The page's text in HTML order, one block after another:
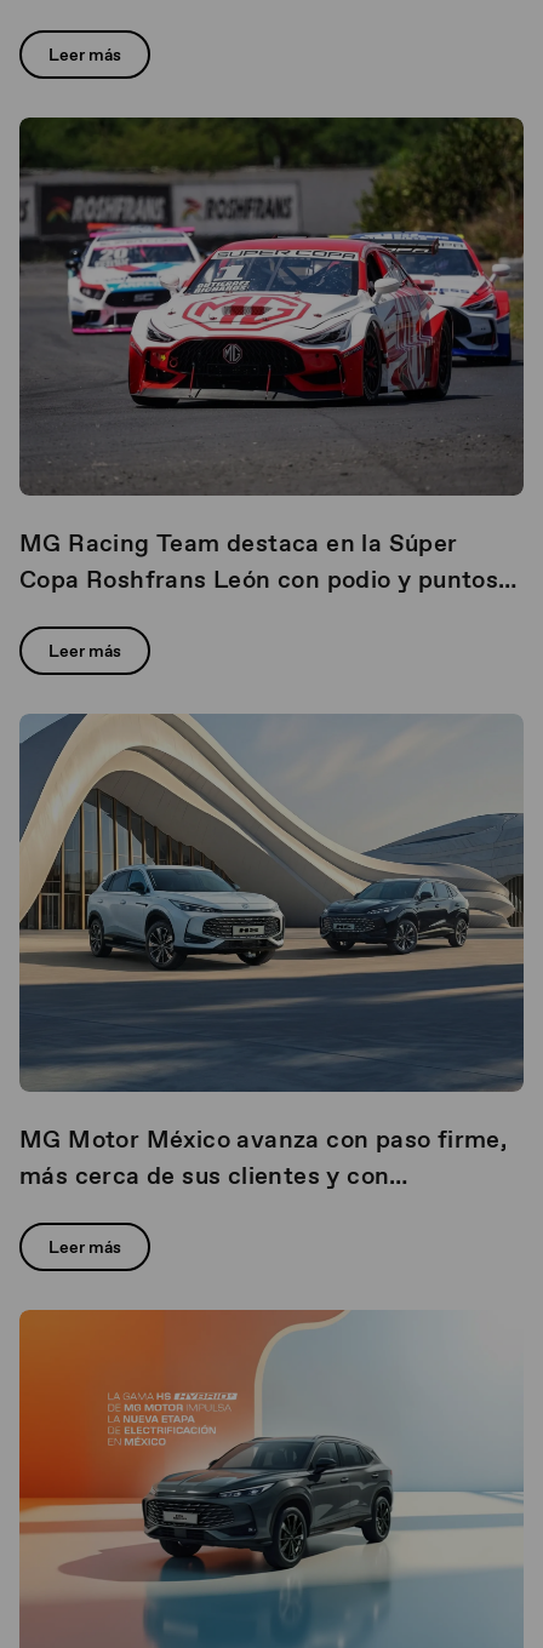
2026Leer más
MG Racing Team destaca en la Súper
Copa Roshfrans León con podio y puntos
Leer más
MG Motor México avanza con paso firme,
más cerca de sus clientes y con
el primer trimestre del 2026
Leer más